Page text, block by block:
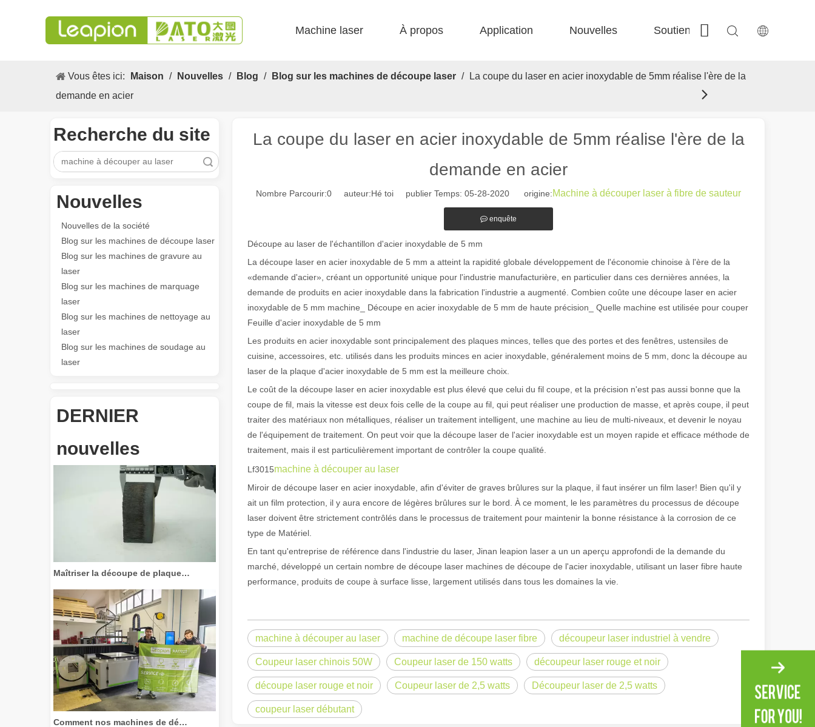
Machine laser À propos Application Nouvelles Soutien Contactez-nous
Vous êtes ici: Maison / Nouvelles / Blog / Blog sur les machines de découpe laser /
La coupe du laser en acier inoxydable de 5mm réalise l'ère de la
demande en acier
Recherche du site
recherche
Nouvelles
Nouvelles de la société
Blog sur les machines de découpe laser
Blog sur les machines de gravure au
laser
Blog sur les machines de marquage
laser
Blog sur les machines de nettoyage au
laser
Blog sur les machines de soudage au
laser
DERNIER
nouvelles
Les caractéristiques polyvalentes Application et les caractéristiques exceptionnelles des machines de marquage laser Le paysage de fabrication et industriel moderne, les machines de
La coupe du laser en acier inoxydable de 5mm réalise l'ère de la
demande en acier
Nombre Parcourir:0 auteur:Hé toi publier Temps: 05-28-2020 origine:Machine à découper laser à fibre de sauteur
enquête
Découpe au laser de l'échantillon d'acier inoxydable de 5 mm
La découpe laser en acier inoxydable de 5 mm a atteint la rapidité globale développement de l'économie chinoise à l'ère de la
«demande d'acier», créant un opportunité unique pour l'industrie manufacturière, en particulier dans ces dernières années, la
demande de produits en acier inoxydable dans la fabrication l'industrie a augmenté. Combien coûte une découpe laser en acier
inoxydable de 5 mm machine_ Découpe en acier inoxydable de 5 mm de haute précision_ Quelle machine est utilisée pour couper
Feuille d'acier inoxydable de 5 mm
Les produits en acier inoxydable sont principalement des plaques minces, telles que des portes et des fenêtres, ustensiles de
cuisine, accessoires, etc. utilisés dans les produits minces en acier inoxydable, généralement moins de 5 mm, donc la découpe au
laser de la plaque d'acier inoxydable de 5 mm est la meilleure choix.
Le coût de la découpe laser en acier inoxydable est plus élevé que celui du fil coupe, et la précision n'est pas aussi bonne que la
coupe de fil, mais la vitesse est deux fois celle de la coupe au fil, qui peut réaliser une production de masse, et après coupe, il peut
traiter des matériaux non métalliques, réaliser un traitement intelligent, une machine au lieu de multi-niveaux, et devenir le noyau
de l'équipement de traitement. On peut voir que la découpe laser de l'acier inoxydable est un moyen rapide et efficace méthode de
traitement, mais il est particulièrement important de contrôler la coupe qualité.
Lf3015machine à découper au laser
Miroir de découpe laser en acier inoxydable, afin d'éviter de graves brûlures sur la plaque, il faut insérer un film laser! Bien qu'il y
ait un film protection, il y aura encore de légères brûlures sur le bord. À ce moment, le les paramètres du processus de découpe
laser doivent être strictement contrôlés dans le processus de traitement pour maintenir la bonne résistance à la corrosion de ce
type de Matériel.
En tant qu'entreprise de référence dans l'industrie du laser, Jinan leapion laser a un un aperçu approfondi de la demande du
marché, développé un certain nombre de découpe laser machines de découpe de l'acier inoxydable, utilisant un laser fibre haute
performance, produits de coupe à surface lisse, largement utilisés dans tous les domaines la vie.
machine à découper au laser machine de découpe laser fibre découpeur laser industriel à vendre
Coupeur laser chinois 50W Coupeur laser de 150 watts découpeur laser rouge et noir
découpe laser rouge et noir Coupeur laser de 2,5 watts Découpeur laser de 2,5 watts
coupeur laser débutant